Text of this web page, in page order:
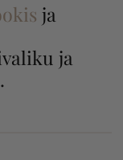
ja
ja